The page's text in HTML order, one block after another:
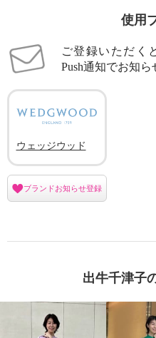
使用
ご登録いただく
Push通知でお知ら
ウェッジウッド
ブランドお知らせ登録
出牛千津子